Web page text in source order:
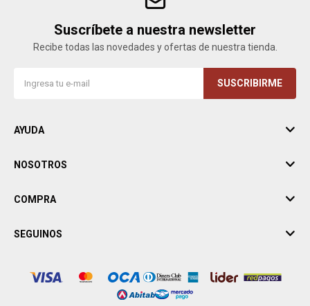
Suscríbete a nuestra newsletter
Recibe todas las novedades y ofertas de nuestra tienda.
SUSCRIBIRME
AYUDA
NOSOTROS
COMPRA
SEGUINOS